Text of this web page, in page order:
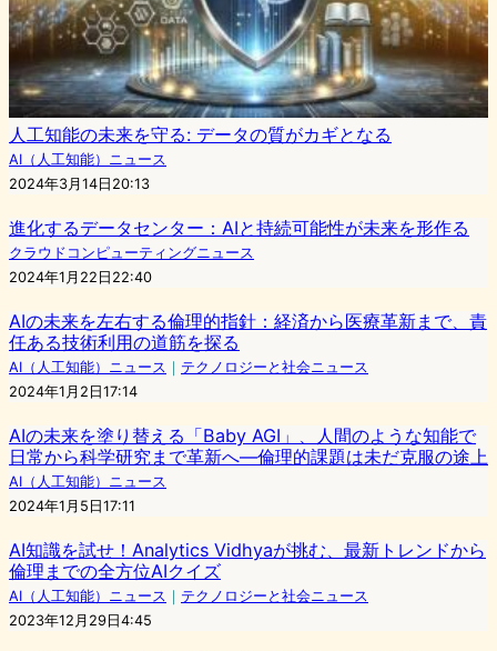
人工知能の未来を守る: データの質がカギとなる
AI（人工知能）ニュース
2024年3月14日20:13
進化するデータセンター：AIと持続可能性が未来を形作る
クラウドコンピューティングニュース
2024年1月22日22:40
AIの未来を左右する倫理的指針：経済から医療革新まで、責
任ある技術利用の道筋を探る
AI（人工知能）ニュース ｜ テクノロジーと社会ニュース
2024年1月2日17:14
AIの未来を塗り替える「Baby AGI」、人間のような知能で
日常から科学研究まで革新へ―倫理的課題は未だ克服の途上
AI（人工知能）ニュース
2024年1月5日17:11
AI知識を試せ！Analytics Vidhyaが挑む、最新トレンドから
倫理までの全方位AIクイズ
AI（人工知能）ニュース ｜ テクノロジーと社会ニュース
2023年12月29日4:45